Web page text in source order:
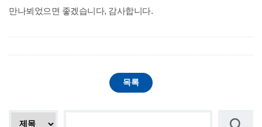
만나뵈었으면 좋겠습니다, 감사합니다.